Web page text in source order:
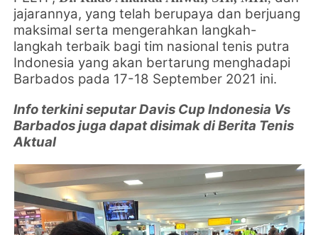
jajarannya, yang telah berupaya dan berjuang
maksimal serta mengerahkan langkah-
langkah terbaik bagi tim nasional tenis putra
Indonesia yang akan bertarung menghadapi
Barbados pada 17-18 September 2021 ini.
Info terkini seputar Davis Cup Indonesia Vs
Barbados juga dapat disimak di Berita Tenis
Aktual